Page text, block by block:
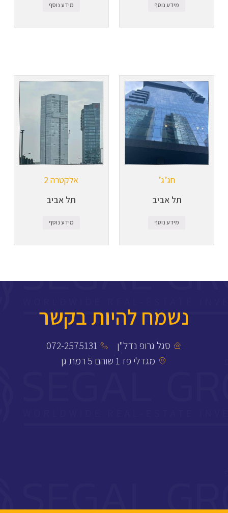
מידע נוסף מידע נוסף
חג’ג’
תל אביב
מידע נוסף
אלקטרה 2
תל אביב
מידע נוסף
נשמח להיות בקשר
סגל גרופ נדל"ן
072-2575131
מגדלי פז 1 שוהם 5 רמת גן